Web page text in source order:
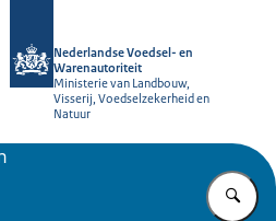
Nederlandse Voedsel- en
Warenautoriteit
Ministerie van Landbouw,
Visserij, Voedselzekerheid en
Natuur